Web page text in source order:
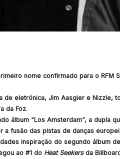
nome confirmado para o RFM
de eletrónica, Jim Aasgier e Nizzle,
da Foz.
álbum “Los Amsterdam”, a dupla
a fusão das pistas de danças
inspiração do segundo álbum
ao #1 do Heat Seekersda